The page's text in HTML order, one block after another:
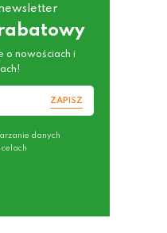
o nowościach i
ZAPISZ
danych
celach